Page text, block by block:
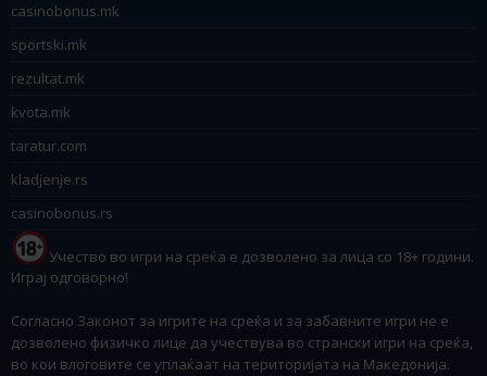
casinobonus.mk
sportski.mk
rezultat.mk
kvota.mk
taratur.com
kladjenje.rs
casinobonus.rs
Учество во игри на среќа е дозволено за лица со 18+ години.
Играј одговорно!
Согласно Законот за игрите на среќа и за забавните игри не е
дозволено физичко лице да учествува во странски игри на среќа,
во кои влоговите се уплаќаат на територијата на Македонија.